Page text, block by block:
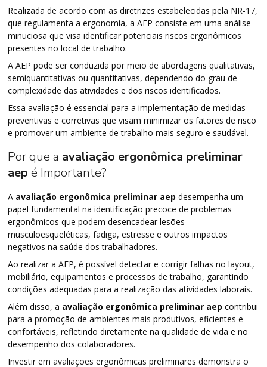
Realizada de acordo com as diretrizes estabelecidas pela NR-17,
que regulamenta a ergonomia, a AEP consiste em uma análise
minuciosa que visa identificar potenciais riscos ergonômicos
presentes no local de trabalho.
A AEP pode ser conduzida por meio de abordagens qualitativas,
semiquantitativas ou quantitativas, dependendo do grau de
complexidade das atividades e dos riscos identificados.
Essa avaliação é essencial para a implementação de medidas
preventivas e corretivas que visam minimizar os fatores de risco
e promover um ambiente de trabalho mais seguro e saudável.
Por que a avaliação ergonômica preliminar
aep é Importante?
A avaliação ergonômica preliminar aep desempenha um
papel fundamental na identificação precoce de problemas
ergonômicos que podem desencadear lesões
musculoesqueléticas, fadiga, estresse e outros impactos
negativos na saúde dos trabalhadores.
Ao realizar a AEP, é possível detectar e corrigir falhas no layout,
mobiliário, equipamentos e processos de trabalho, garantindo
condições adequadas para a realização das atividades laborais.
Além disso, a avaliação ergonômica preliminar aep contribui
para a promoção de ambientes mais produtivos, eficientes e
confortáveis, refletindo diretamente na qualidade de vida e no
desempenho dos colaboradores.
Investir em avaliações ergonômicas preliminares demonstra o